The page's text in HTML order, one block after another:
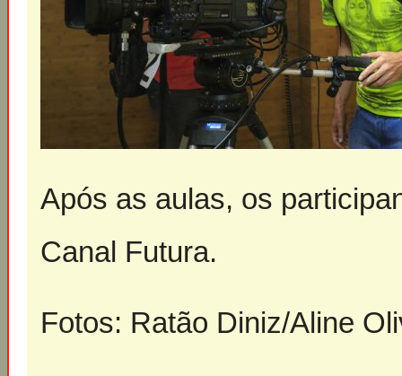
Após as aulas, os
Canal Futura.
Fotos: Ratão Diniz/Aline